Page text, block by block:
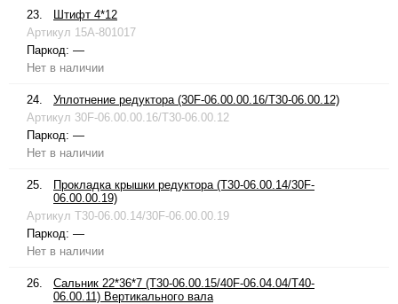
23.
Штифт 4*12
Артикул 15A-801017
Паркод: —
Нет в наличии
24.
Уплотнение редуктора (30F-06.00.00.16/T30-06.00.12)
Артикул 30F-06.00.00.16/T30-06.00.12
Паркод: —
Нет в наличии
25.
Прокладка крышки редуктора (T30-06.00.14/30F-
06.00.00.19)
Артикул T30-06.00.14/30F-06.00.00.19
Паркод: —
Нет в наличии
26.
Сальник 22*36*7 (T30-06.00.15/40F-06.04.04/T40-
06.00.11) Вертикального вала